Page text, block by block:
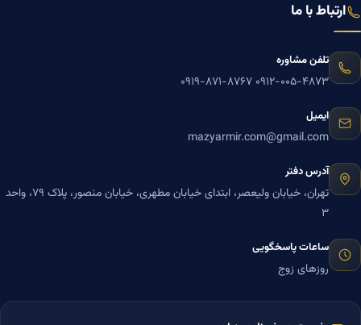
ارتباط با ما
تلفن مشاوره
۰۹۱۲-۰۰۵-۴۸۷۳ ۰۹۱۹-۸۷۱-۸۷۶۷
ایمیل
mazyarmir.com@gmail.com
آدرس دفتر
تهران، خیابان ولیعصر، ابتدای خیابان مطهری، خیابان منصور، پلاک ۷۹، واحد
۳
ساعات پاسخگویی
روزهای زوج